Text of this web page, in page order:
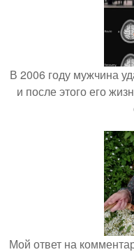
В 2006 году мужчина
и после этого его
Мой ответ на